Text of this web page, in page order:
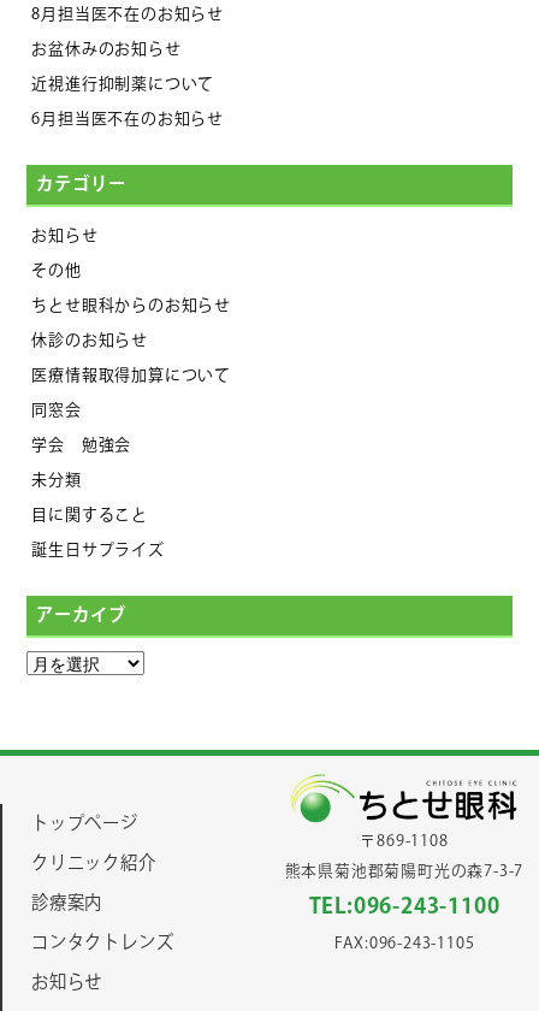
8月担当医不在のお知らせ
お盆休みのお知らせ
近視進行抑制薬について
6月担当医不在のお知らせ
カテゴリー
お知らせ
その他
ちとせ眼科からのお知らせ
休診のお知らせ
医療情報取得加算について
同窓会
学会 勉強会
未分類
目に関すること
誕生日サプライズ
アーカイブ
トップページ
クリニック紹介
診療案内
コンタクトレンズ
お知らせ
〒869-1108
熊本県菊池郡菊陽町光の森7-3-7
TEL:096-243-1100
FAX:096-243-1105